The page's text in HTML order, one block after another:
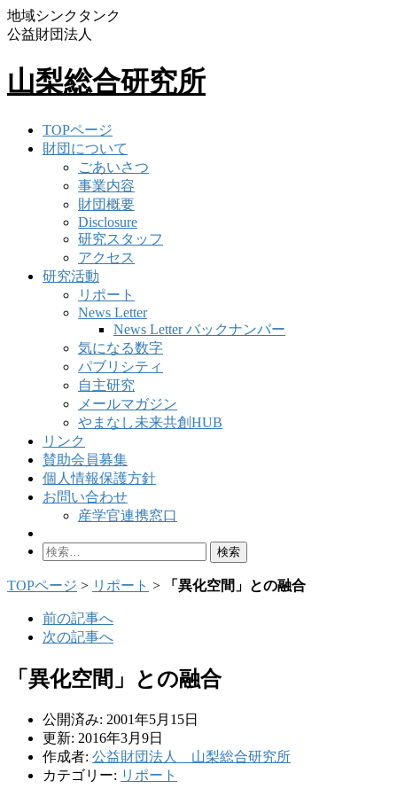
地域シンクタンク
公益財団法人
山梨総合研究所
TOPページ
財団について
ごあいさつ
事業内容
財団概要
Disclosure
研究スタッフ
アクセス
研究活動
リポート
News Letter
News Letter バックナンバー
気になる数字
パブリシティ
自主研究
メールマガジン
やまなし未来共創HUB
リンク
賛助会員募集
個人情報保護方針
お問い合わせ
産学官連携窓口
検
TOPページ > リポート > 「異化空間」との融合
前の記事へ
次の記事へ
「異化空間」との融合
公開済み: 2001年5月15日
更新: 2016年3月9日
作成者: 公益財団法人 山梨総合研究所
カテゴリー: リポート